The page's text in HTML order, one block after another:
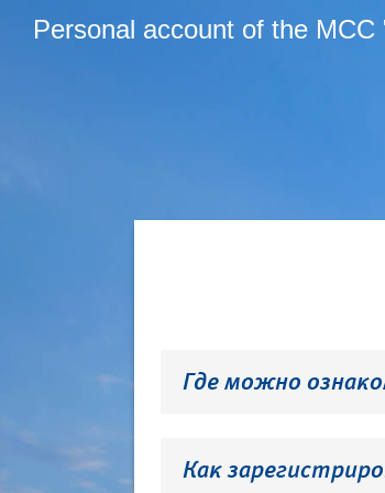
Personal account of the MCC
Где можно
Как